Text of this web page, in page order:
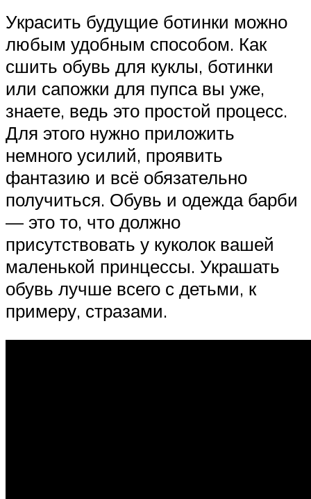
Украсить будущие ботинки можно
любым удобным способом. Как
сшить обувь для куклы, ботинки
или сапожки для пупса вы уже,
знаете, ведь это простой процесс.
Для этого нужно приложить
немного усилий, проявить
фантазию и всё обязательно
получиться. Обувь и одежда барби
— это то, что должно
присутствовать у куколок вашей
маленькой принцессы. Украшать
обувь лучше всего с детьми, к
примеру, стразами.